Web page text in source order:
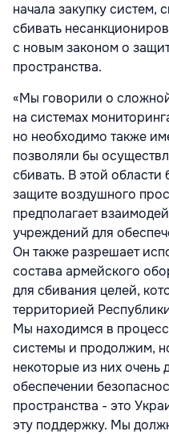
начала закупку систем,
сбивать
с новым законом о
пространства.
«Мы говорили о
на системах
но необходимо также
позволяли бы
сбивать. В этой области
защите воздушного
предполагает
учреждений для
Он также разрешает
состава армейского
для сбивания целей,
территорией
Мы находимся в
системы и продолжим,
некоторые из них очень
обеспечении
пространства - это
эту поддержку. Мы